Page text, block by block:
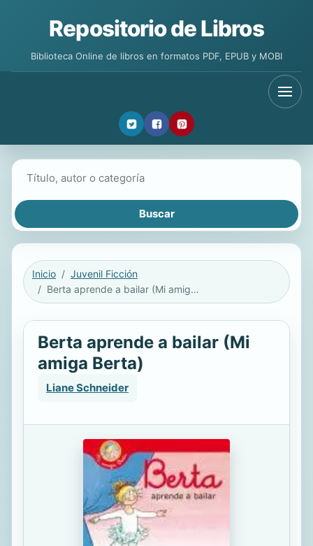
Repositorio de Libros
Biblioteca Online de libros en formatos PDF, EPUB y MOBI
Inicio
Juvenil Ficción
Berta aprende a bailar (Mi amiga Berta)
Berta aprende a bailar (Mi
amiga Berta)
Liane Schneider